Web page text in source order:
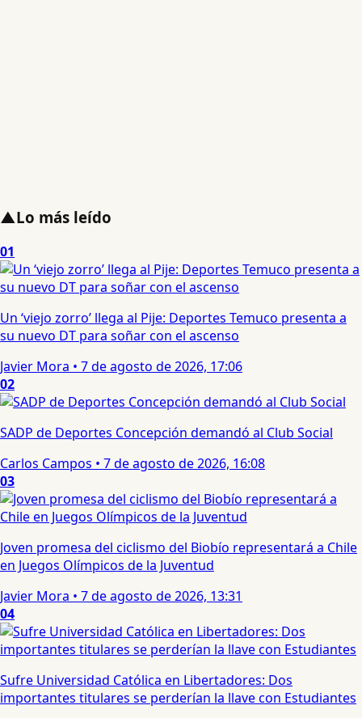
▲Lo más leído
01
Un ‘viejo zorro’ llega al Pije: Deportes Temuco presenta a
su nuevo DT para soñar con el ascenso
Javier Mora • 7 de agosto de 2026, 17:06
02
SADP de Deportes Concepción demandó al Club Social
Carlos Campos • 7 de agosto de 2026, 16:08
03
Joven promesa del ciclismo del Biobío representará a Chile
en Juegos Olímpicos de la Juventud
Javier Mora • 7 de agosto de 2026, 13:31
04
Sufre Universidad Católica en Libertadores: Dos
importantes titulares se perderían la llave con Estudiantes